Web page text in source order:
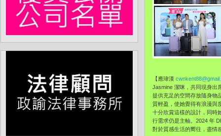
【應瑋漢
Jasmine 潔咪，共同現身出
提供充足的空間存放隨身物
質輕盈，使她覺得有浪漫與
十分欣賞這樣的設計，同時
行需求仍是主軸。2024 年
對於質感生活的嚮往，盡情